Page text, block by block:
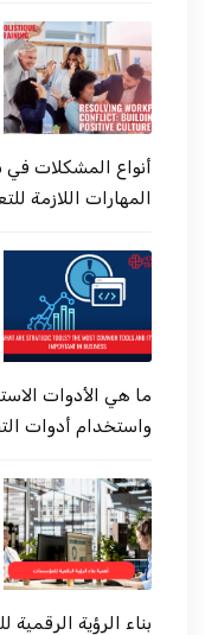
أنواع المشكلات في
المهارات اللازمة
ما هي الأدوات
واستخدام أدوات
بناء الرؤية